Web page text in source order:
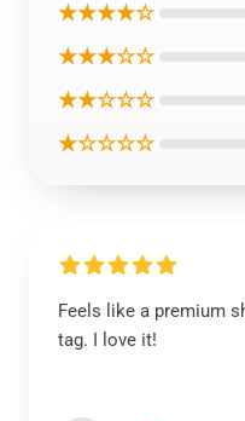
★★★★☆
★★★☆☆
★★☆☆☆
★☆☆☆☆
Feels like a premium
tag. I love it!